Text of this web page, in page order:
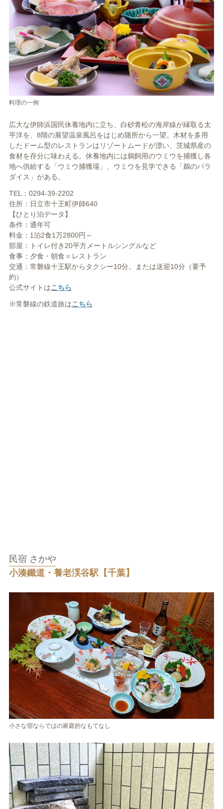
料理の一例
広大な伊師浜国民休養地内に立ち、白砂青松の海岸線が縁取る太
平洋を、8階の展望温泉風呂をはじめ随所から一望。木材を多用
したドーム型のレストランはリゾートムードが漂い、茨城県産の
食材を存分に味わえる。休養地内には鵜飼用のウミウを捕獲し各
地へ供給する「ウミウ捕獲場」、ウミウを見学できる「鵜のパラ
ダイス」がある。
TEL：0294-39-2202
住所：日立市十王町伊師640
【ひとり泊データ】
条件：通年可
料金：1泊2食1万2800円～
部屋：トイレ付き20平方メートルシングルなど
食事：夕食・朝食＝レストラン
交通：常磐線十王駅からタクシー10分。または送迎10分（要予
約）
公式サイトはこちら
※常磐線の鉄道旅はこちら
民宿 さかや
小湊鐵道・養老渓谷駅【千葉】
小さな宿ならではの家庭的なもてなし